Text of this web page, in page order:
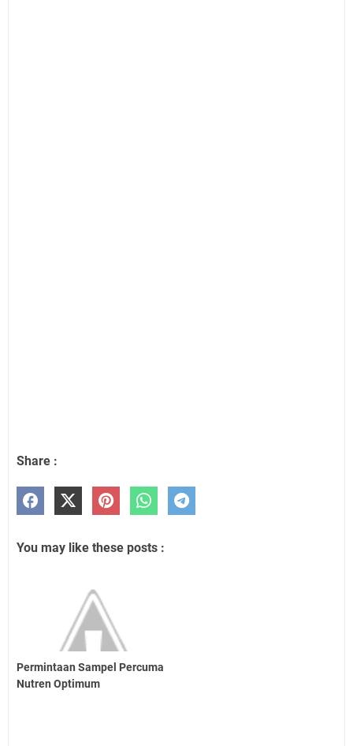
Share :
You may like these posts :
Permintaan Sampel Percuma
Nutren Optimum